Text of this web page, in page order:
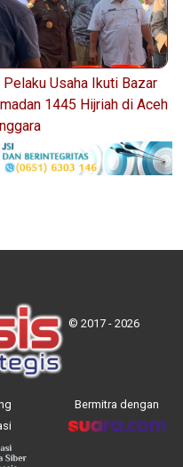
Pelaku Usaha Ikuti Bazar
1445 Hijriah di Aceh
© 2017 - 2026
Bermitra dengan